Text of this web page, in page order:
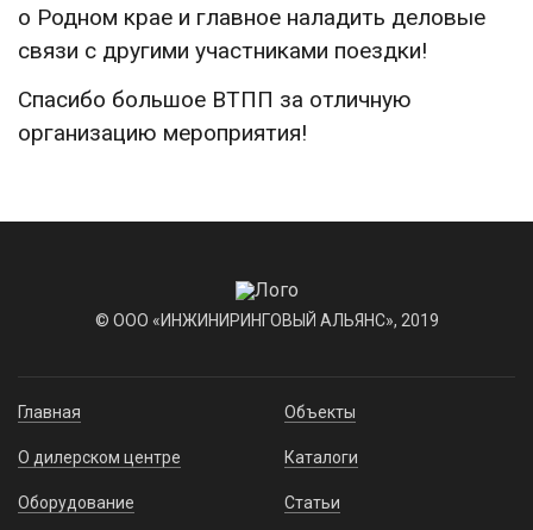
о Родном крае и главное наладить деловые
связи с другими участниками поездки!
Спасибо большое ВТПП за отличную
организацию мероприятия!
© ООО «ИНЖИНИРИНГОВЫЙ АЛЬЯНС», 2019
Главная
О дилерском центре
Оборудование
Объекты
Каталоги
Статьи